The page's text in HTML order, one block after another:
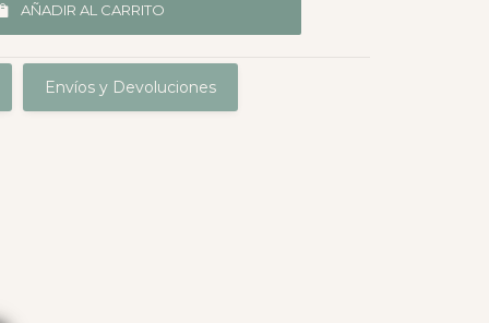
AÑADIR AL CARRITO
Envíos y Devoluciones